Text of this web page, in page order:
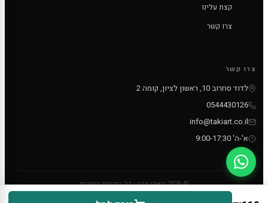
קצת עלינו
צרו קשר
צרו קשר
לדוד סחרוב 10, ראשון לציון, קומה 2
0544430126
info@takiart.co.il
א'-ה' 9:00-17:30
© 2026 טאקי ארט - כל הזכויות שמורות